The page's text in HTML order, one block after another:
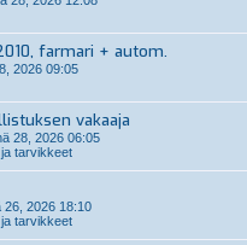
farmari + autom.
2026 09:05
vakaaja
28, 2026 06:05
tarvikkeet
26, 2026 18:10
tarvikkeet